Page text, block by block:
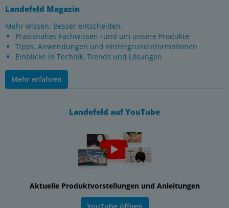
Landefeld Magazin
Mehr wissen. Besser entscheiden.
Praxisnahes Fachwissen rund um unsere Produkte
Tipps, Anwendungen und Hintergrundinformationen
Einblicke in Technik, Trends und Lösungen
Mehr erfahren
Landefeld auf YouTube
Aktuelle Produktvorstellungen und Anleitungen